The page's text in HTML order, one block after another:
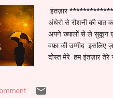
इंतज़ार
अंधेरो से रौशनी की बात
अपने ख्यालों से ले सुकून
वफ़ा की उम्मीद
दोस्त मेरे हम इंतज़ार